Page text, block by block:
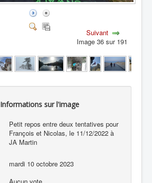
Suivant
Image 36 sur 191
Informations sur l'image
Petit repos entre deux tentatives pour
François et Nicolas, le 11/12/2022 à
JA Martin
mardi 10 octobre 2023